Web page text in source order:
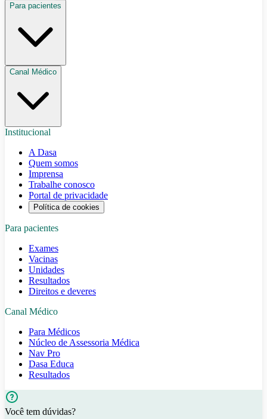
Para pacientes
Canal Médico
Institucional
A Dasa
Quem somos
Imprensa
Trabalhe conosco
Portal de privacidade
Política de cookies
Para pacientes
Exames
Vacinas
Unidades
Resultados
Direitos e deveres
Canal Médico
Para Médicos
Núcleo de Assessoria Médica
Nav Pro
Dasa Educa
Resultados
Você tem dúvidas?